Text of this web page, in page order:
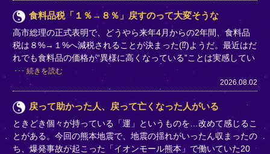
食料品税「１％→８％」戻すのって大変そうな
高市総理の正式表明で、どうやら来年4月からの2年間、食料品
税は８%→１%へ減税されることが決まった(⁉)ようだ。最近はだ
れでも食料品の価格が“異様に高くなっている”ことは実感してい
続きを読む
2026.08.02
戻って助かった人、戻って亡くなった人がいる
ときどき個々が持っている「運」というものを…改めて感じるこ
とがある。今回の熊本地震で、地震の揺れがいったん収まったの
ち、爆発事故が起こった「イオンモール熊本」で働いていた20